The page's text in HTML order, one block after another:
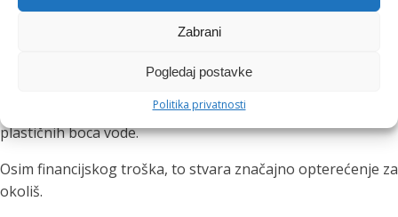
Zabrani
Pogledaj postavke
Politika privatnosti
Manje plastike, više
Prosječno kućanstvo tijekom godine potroši stotine
plastičnih boca vode.
Osim financijskog troška, to stvara značajno opterećenje za
okoliš.